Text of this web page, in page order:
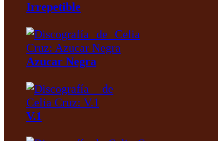
Irrepetible
Azucar Negra
V.1